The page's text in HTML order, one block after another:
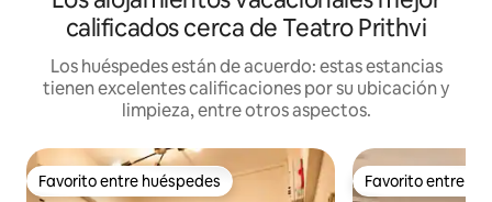
calificados cerca de Teatro Prithvi
Los huéspedes están de acuerdo: estas estancias
tienen excelentes calificaciones por su ubicación y
limpieza, entre otros aspectos.
Favorito entre huéspedes
Favorito entre huéspedes Favorito entre
Favorito entre